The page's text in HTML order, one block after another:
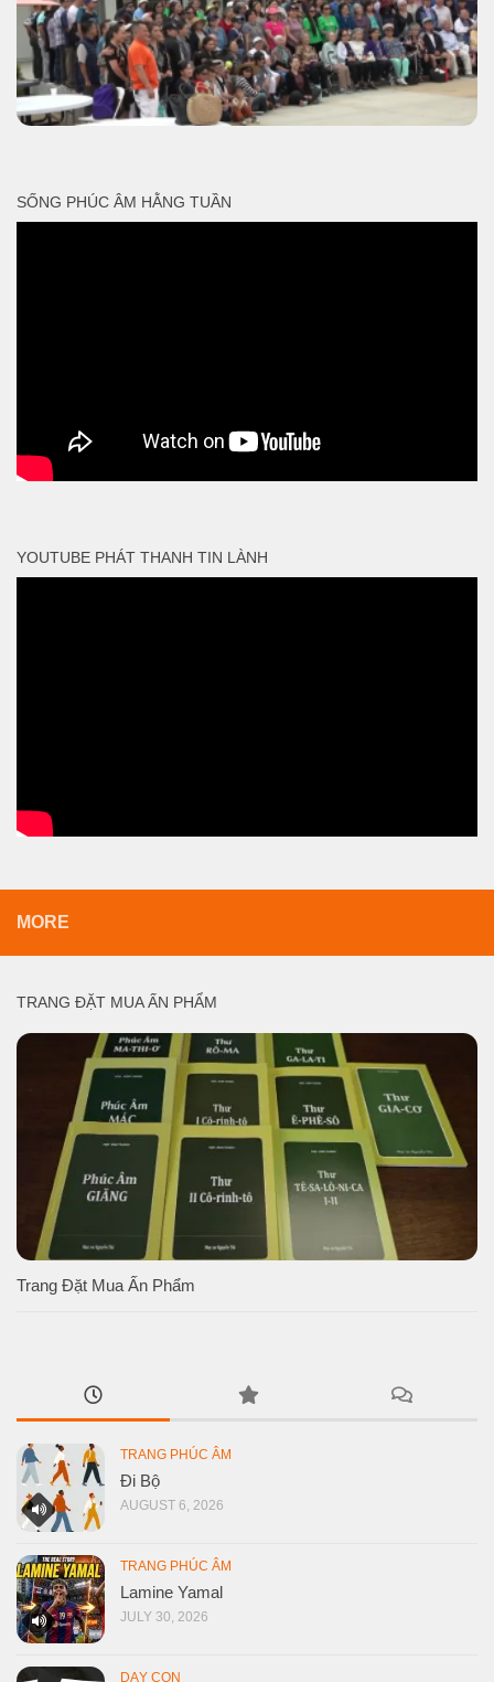
SỐNG PHÚC ÂM HẰNG TUẦN
YOUTUBE PHÁT THANH TIN LÀNH
MORE
TRANG ĐẶT MUA ẤN PHẨM
Trang Đặt Mua Ấn Phẩm
TRANG PHÚC ÂM
Đi Bộ
AUGUST 6, 2026
TRANG PHÚC ÂM
Lamine Yamal
JULY 30, 2026
DẠY CON